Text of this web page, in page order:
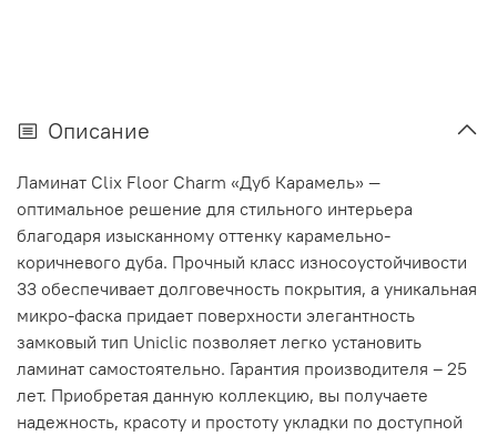
Описание
Ламинат Clix Floor Charm «Дуб Карамель» —
оптимальное решение для стильного интерьера
благодаря изысканному оттенку карамельно-
коричневого дуба. Прочный класс износоустойчивости
33 обеспечивает долговечность покрытия, а уникальная
микро-фаска придает поверхности элегантность
замковый тип Uniclic позволяет легко установить
ламинат самостоятельно. Гарантия производителя – 25
лет. Приобретая данную коллекцию, вы получаете
надежность, красоту и простоту укладки по доступной